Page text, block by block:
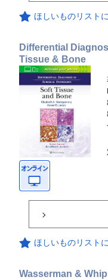
ほしいものリスト
Differential
Tissue & Bone
ほしいものリスト
Wasserman &